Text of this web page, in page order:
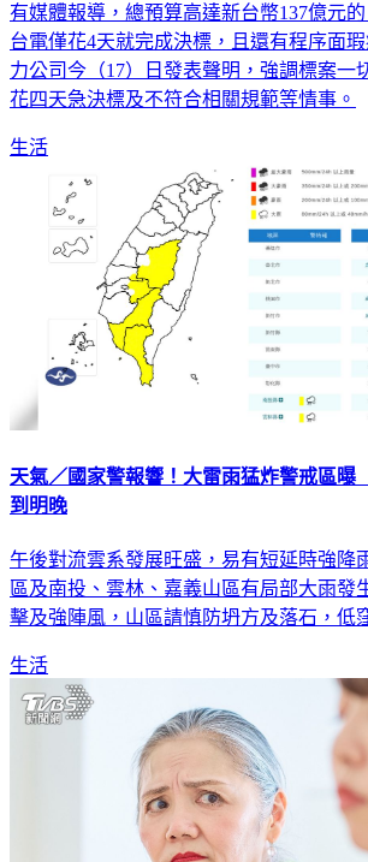
有媒體報導，總預算高達新台幣137億元
台電僅花4天就完成決標，且還有程序面
力公司今（17）日發表聲明，強調標案一
花四天急決標及不符合相關規範等情事。
生活
天氣／國家警報響！大雷雨猛炸警戒區
到明晚
午後對流雲系發展旺盛，易有短延時強降
區及南投、雲林、嘉義山區有局部大雨發
擊及強陣風，山區請慎防坍方及落石，低
生活